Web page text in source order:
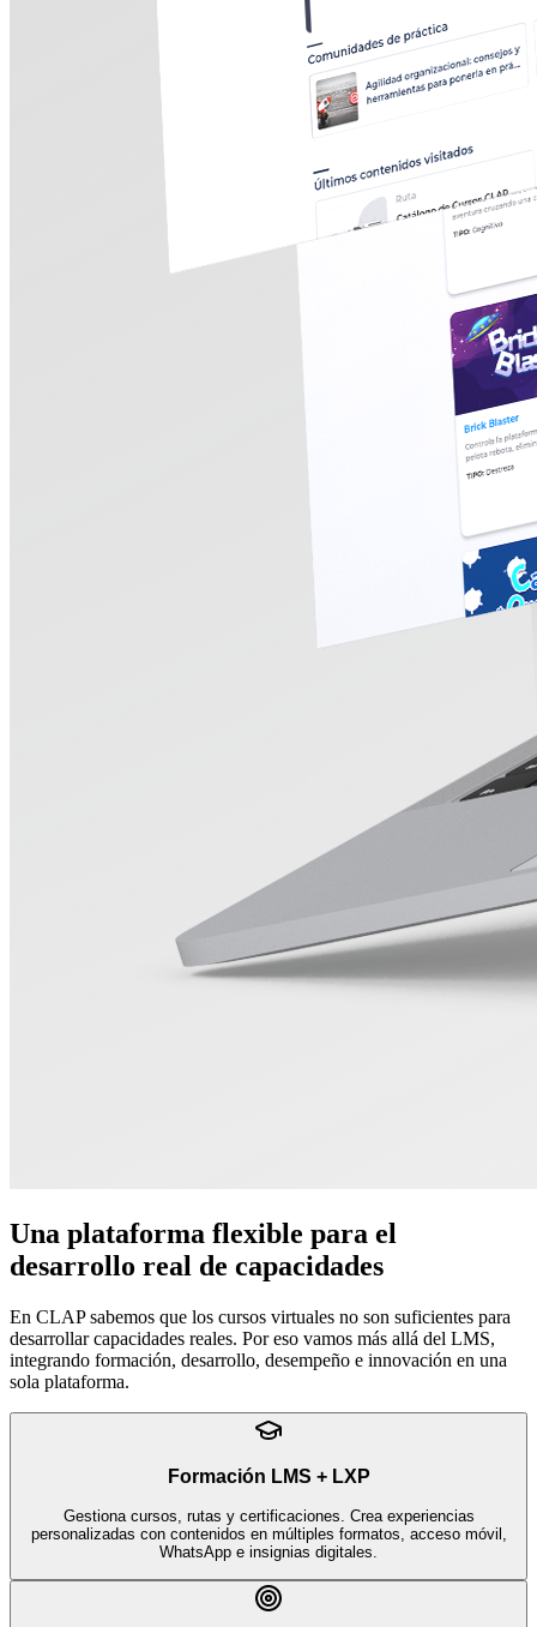
Una plataforma flexible para el
desarrollo real de capacidades
En CLAP sabemos que los cursos virtuales no son suficientes para
desarrollar capacidades reales. Por eso vamos más allá del LMS,
integrando formación, desarrollo, desempeño e innovación en una
sola plataforma.
Formación LMS + LXP
Gestiona cursos, rutas y certificaciones. Crea experiencias
personalizadas con contenidos en múltiples formatos, acceso móvil,
WhatsApp e insignias digitales.